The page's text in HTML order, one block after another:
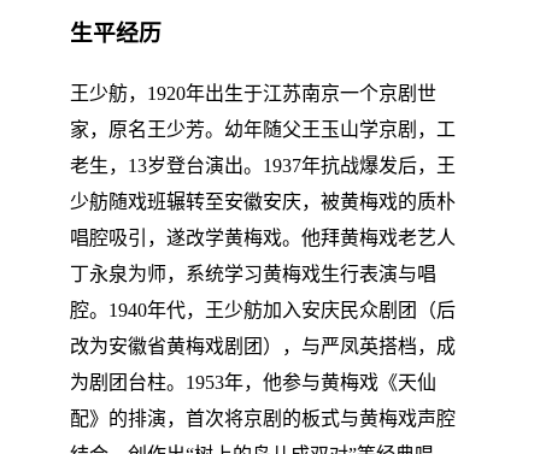
生平经历
王少舫，1920年出生于江苏南京一个京剧世
家，原名王少芳。幼年随父王玉山学京剧，工
老生，13岁登台演出。1937年抗战爆发后，王
少舫随戏班辗转至安徽安庆，被黄梅戏的质朴
唱腔吸引，遂改学黄梅戏。他拜黄梅戏老艺人
丁永泉为师，系统学习黄梅戏生行表演与唱
腔。1940年代，王少舫加入安庆民众剧团（后
改为安徽省黄梅戏剧团），与严凤英搭档，成
为剧团台柱。1953年，他参与黄梅戏《天仙
配》的排演，首次将京剧的板式与黄梅戏声腔